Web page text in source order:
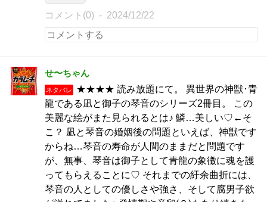
コメント(0) 2024/12/22
せ〜ちゃん
ネタバレ
★★★★ 読み放題にて。 異世界の神獣･青
龍である凪と御子の琴音のシリーズ2冊目。 この
美麗な絵がまた見られるとは♪ 鱗…美しい♡←そ
こ？ 凪と琴音の婚姻後の問題といえば、神獣です
からね…琴音の寿命が人間のままだと問題です
が、無事、琴音は御子として青龍の象徴に魂を護
ってもらえることに♡ それまでの紆余曲折には、
琴音の人としての優しさや強さ、そして腐男子欲